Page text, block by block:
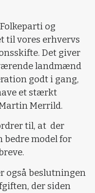
og
til vores erhvervs
Det giver
landmænd
godt i gang,
et stærkt
Merrild.
til, at der
model for
også beslutningen
der siden